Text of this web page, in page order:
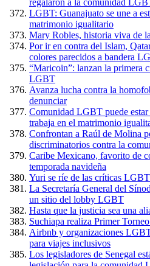
regalaron a la comunidad
LGBT: Guanajuato se une a
matrimonio igualitario
Mary Robles, historia viva de
Por ir en contra del Islam,
colores parecidos a bandera
“Maricoin”: lanzan la primera
LGBT
Avanza lucha contra la
denunciar
Comunidad LGBT puede
trabaja en el matrimonio
Confrontan a Raúl de Molina
discriminatorios contra la
Caribe Mexicano, favorito de
temporada navideña
Yuri se ríe de las críticas
La Secretaría General del
un sitio del lobby LGBT
Hasta que la justicia sea una
Suchiapa realiza Primer
Airbnb y organizaciones
para viajes inclusivos
Los legisladores de Senegal